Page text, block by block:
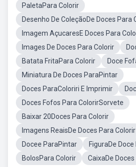
PaletaPara Colorir
Desenho De ColeçãoDe Doces Para
Imagem AçucaresE Doces Para
Images De Doces Para Colorir
Batata FritaPara Colorir
Doce
Miniatura De Doces ParaPintar
Doces ParaColoriri E Imprimir
Doces Fofos Para ColorirSorvete
Baixar 20Doces Para Colorir
Imagens ReaisDe Doces Para Colorir
Docee ParaPintar
FiguraDe
BolosPara Colorir
CaixaDe